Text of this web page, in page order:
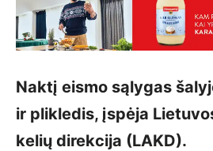
Naktį eismo sąlygas
ir plikledis, įspėja
kelių direkcija (LAKD).